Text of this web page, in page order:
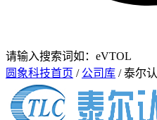
请输入搜索词如：eVTOL
圆象科技首页 / 公司库 / 泰尔